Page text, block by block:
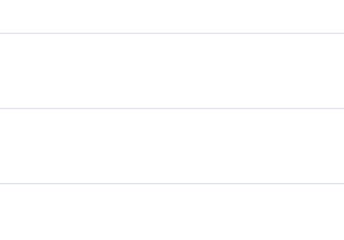
mit natürlichen Terpenen und
wird ohne Zusatzstoffe
wirken